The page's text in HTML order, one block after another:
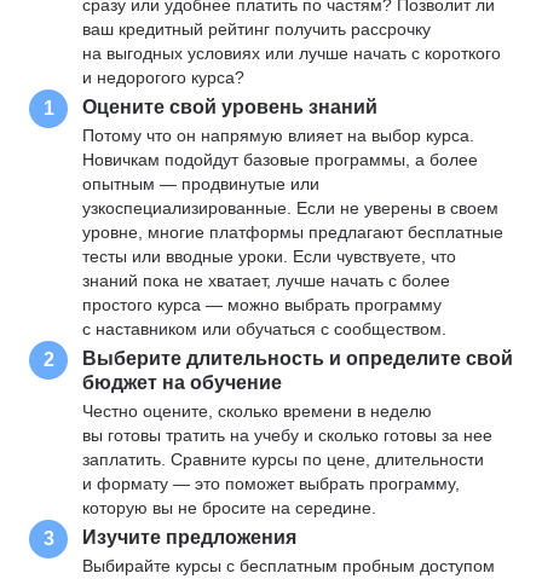
сразу или удобнее платить по частям? Позволит ли
ваш кредитный рейтинг получить рассрочку
на выгодных условиях или лучше начать с короткого
и недорогого курса?
1 Оцените свой уровень знаний
Потому что он напрямую влияет на выбор курса.
Новичкам подойдут базовые программы, а более
опытным — продвинутые или
узкоспециализированные. Если не уверены в своем
уровне, многие платформы предлагают бесплатные
тесты или вводные уроки. Если чувствуете, что
знаний пока не хватает, лучше начать с более
простого курса — можно выбрать программу
с наставником или обучаться с сообществом.
2
Выберите длительность и определите свой
бюджет на обучение
Честно оцените, сколько времени в неделю
вы готовы тратить на учебу и сколько готовы за нее
заплатить. Сравните курсы по цене, длительности
и формату — это поможет выбрать программу,
которую вы не бросите на середине.
3 Изучите предложения
Выбирайте курсы с бесплатным пробным доступом